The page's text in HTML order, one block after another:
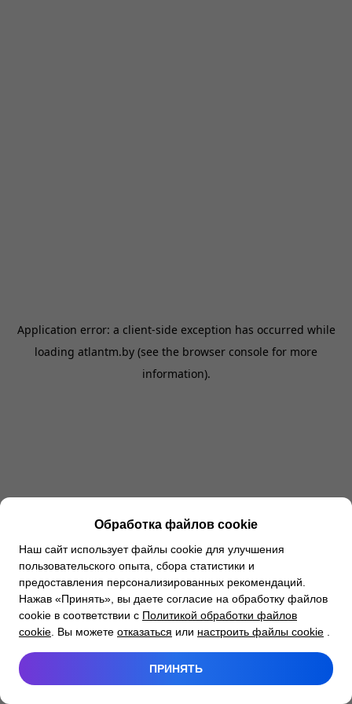
Application error: a client-side exception has occurred while
loading atlantm.by (see the browser console for more
information).
Обработка файлов cookie
Наш сайт использует файлы cookie для улучшения
пользовательского опыта, сбора статистики и
предоставления персонализированных рекомендаций.
Нажав «Принять», вы даете согласие на обработку файлов
cookie в соответствии с Политикой обработки файлов
cookie . Вы можете отказаться или настроить файлы cookie
ПРИНЯТЬ